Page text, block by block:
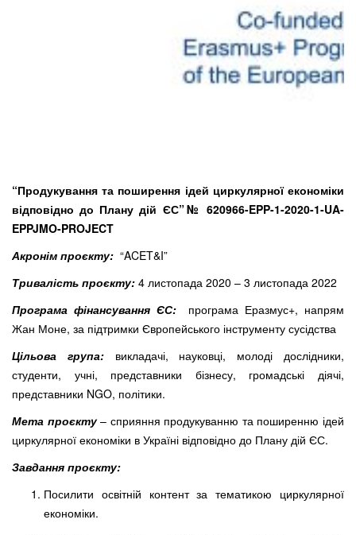
“Продукування та поширення ідей циркулярної економіки
відповідно до Плану дій ЄС”№ 620966-EPP-1-2020-1-UA-
EPPJMO-PROJECT
Акронім проєкту: “ACET&I”
Тривалість проєкту: 4 листопада 2020 – 3 листопада 2022
Програма фінансування ЄС: програма Еразмус+, напрям
Жан Моне, за підтримки Європейського інструменту сусідства
Цільова група:викладачі, науковці, молоді дослідники,
студенти, учні, представники бізнесу, громадські діячі,
представники NGO, політики.
Мета проєкту– сприяння продукуванню та поширенню ідей
циркулярної економіки в Україні відповідно до Плану дій ЄС.
Завдання проєкту:
Посилити освітній контент за тематикою циркулярної
економіки.